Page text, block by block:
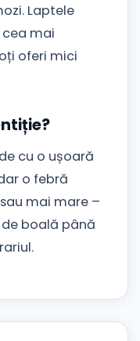
Laptele
mai
oferi mici
cu o ușoară
o febră
mai mare –
boală până